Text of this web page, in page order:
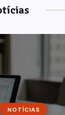
NOTÍCIAS